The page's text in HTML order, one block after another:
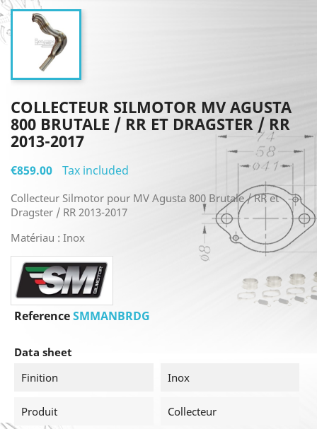
COLLECTEUR SILMOTOR MV AGUSTA
800 BRUTALE / RR ET DRAGSTER / RR
2013-2017
€859.00 Tax included
Collecteur Silmotor pour MV Agusta 800 Brutale / RR et
Dragster / RR 2013-2017
Matériau : Inox
ReferenceSMMANBRDG
Data sheet
Finition
Inox
Produit Collecteur